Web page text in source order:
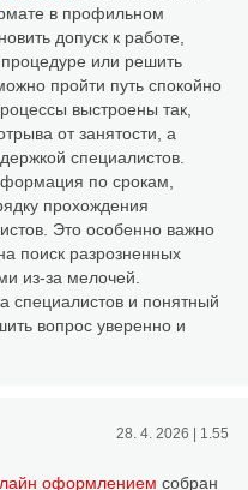
в профильном
допуск к работе,
процедуре или решить
пройти путь спокойно
выстроены так,
от занятости, а
специалистов.
по срокам,
прохождения
Это особенно важно
поиск разрозненных
из-за мелочей.
и понятный
вопрос уверенно и
28. 4. 2026 | 1.55
оформлением собран